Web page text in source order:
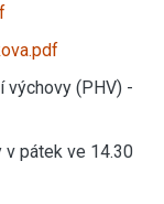
výchovy (PHV) -
pátek ve 14.30